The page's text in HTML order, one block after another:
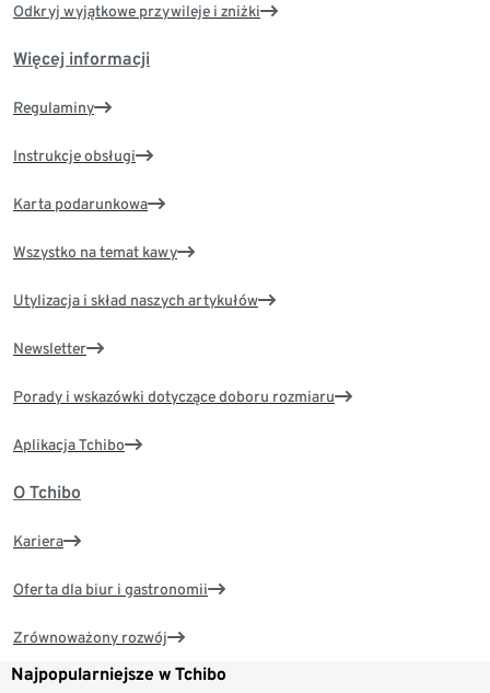
Odkryj wyjątkowe przywileje i zniżki
Więcej informacji
Regulaminy
Instrukcje obsługi
Karta podarunkowa
Wszystko na temat kawy
Utylizacja i skład naszych artykułów
Newsletter
Porady i wskazówki dotyczące doboru rozmiaru
Aplikacja Tchibo
O Tchibo
Kariera
Oferta dla biur i gastronomii
Zrównoważony rozwój
Najpopularniejsze w Tchibo